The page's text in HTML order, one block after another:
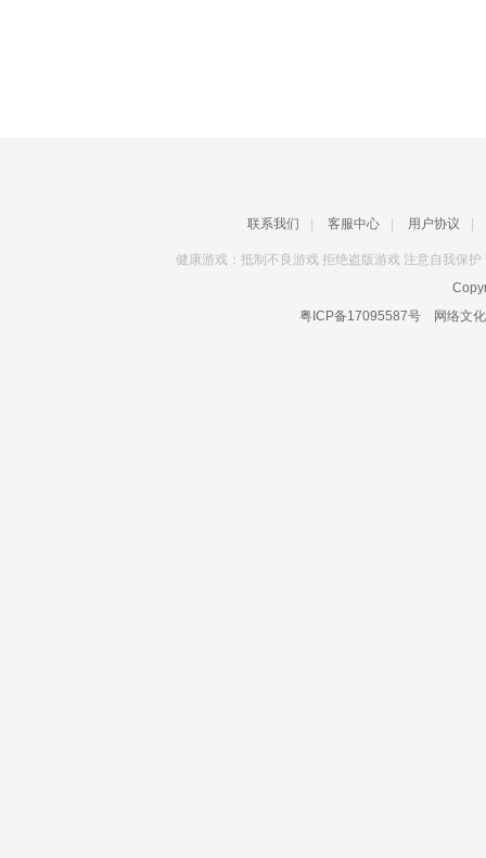
联系我们 客服中心 用户协议
健康游戏：抵制不良游戏 拒绝盗版游戏 注意自我保
粤ICP备17095587号
网络文